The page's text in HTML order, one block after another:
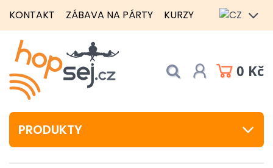
KONTAKT ZÁBAVA NA PÁRTY KURZY
0 Kč
PRODUKTY